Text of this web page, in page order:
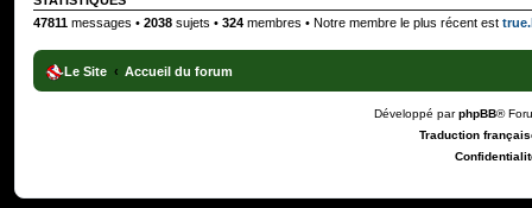
47811 messages • 2038 sujets • 324 membres • Notre membre le plus récent est
Le Site Accueil du forum
Développé parphpBB®
Traduction